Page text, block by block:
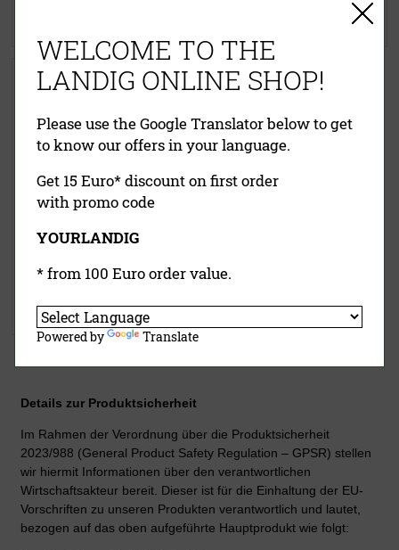
Verschlussring für Pro-Star
Fleischwolf
inklusive MwSt.exkl.
Jetzt kaufen
Details zur Produktsicherheit
Im Rahmen der Verordnung über die Produktsicherheit
2023/988 (General Product Safety Regulation – GPSR) stellen
wir hiermit Informationen über den verantwortlichen
Wirtschaftsakteur bereit. Dieser ist für die Einhaltung der EU-
Vorschriften zu unseren Produkten verantwortlich und lautet,
bezogen auf das oben aufgeführte Hauptprodukt wie folgt:
WELCOME TO THE
LANDIG ONLINE SHOP!
Please use the Google Translator below to get
to know our offers in your language.
Get 15 Euro* discount on first order
with promo code
YOURLANDIG
* from 100 Euro order value.
Powered by Translate